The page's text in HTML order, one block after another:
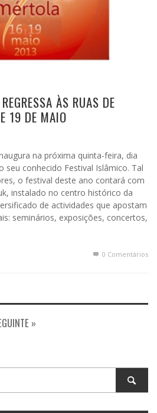
ÀS RUAS DE
19 DE MAIO
na próxima quinta-feira, dia
seu conhecido Festival Islâmico. Tal
o festival deste ano contará com
instalado no centro histórico da
de actividades que apostam
seminários, exposições, concertos,
0 Comentários
»